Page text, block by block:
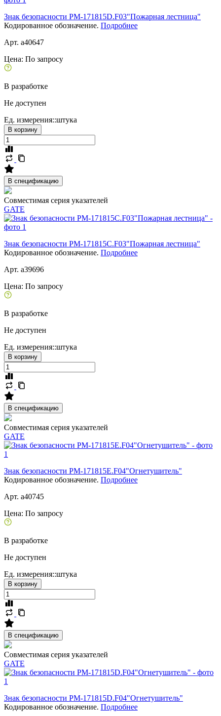
Знак безопасности PM-171815D.F03"Пожарная лестница"
Кодированное обозначение. Подробнее
Арт. a40647
Цена: По запросу
В разработке
Не доступен
Ед. измерения::штука
В корзину
В спецификацию
Совместимая серия указателей
GATE
Знак безопасности PM-171815C.F03"Пожарная лестница"
Кодированное обозначение. Подробнее
Арт. a39696
Цена: По запросу
В разработке
Не доступен
Ед. измерения::штука
В корзину
В спецификацию
Совместимая серия указателей
GATE
Знак безопасности PM-171815E.F04"Огнетушитель"
Кодированное обозначение. Подробнее
Арт. a40745
Цена: По запросу
В разработке
Не доступен
Ед. измерения::штука
В корзину
В спецификацию
Совместимая серия указателей
GATE
Знак безопасности PM-171815D.F04"Огнетушитель"
Кодированное обозначение. Подробнее